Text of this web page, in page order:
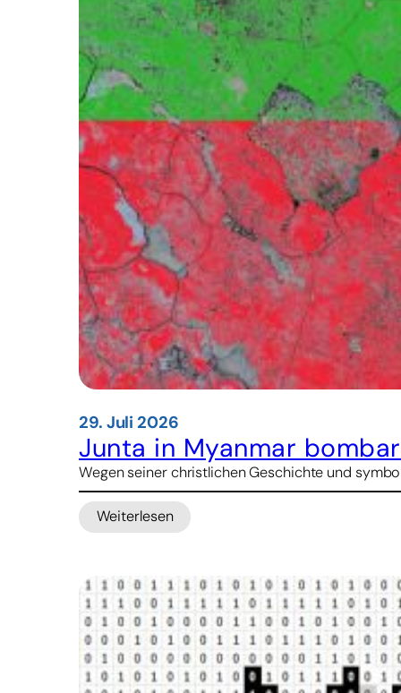
29. Juli 2026
Junta in Myanmar
Wegen seiner christlichen Geschichte und
Weiterlesen
:
Myanmar
bombardiert
Heimatdorf
von
Kardinal
Bo